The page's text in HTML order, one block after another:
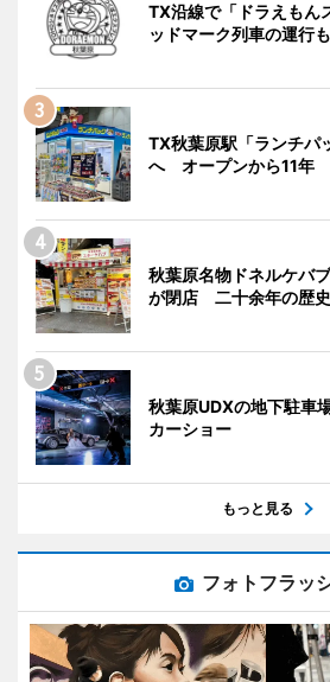
TX沿線で「ドラえもん
ッドマーク列車の運行も
TX秋葉原駅「ランチパ
へ オープンから11年
秋葉原名物ドネルケバ
が閉店 二十余年の歴
秋葉原UDXの地下駐車
カーショー
もっと見る
フォトフラッ